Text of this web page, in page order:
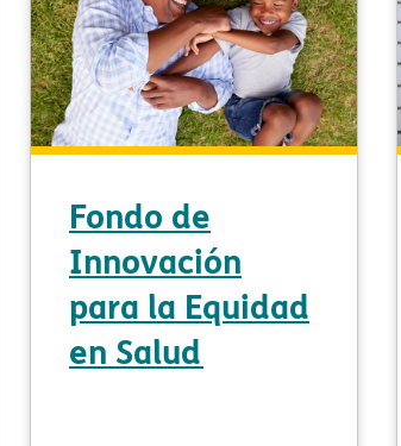
Fondo de
Innovación
para la Equidad
en Salud​​